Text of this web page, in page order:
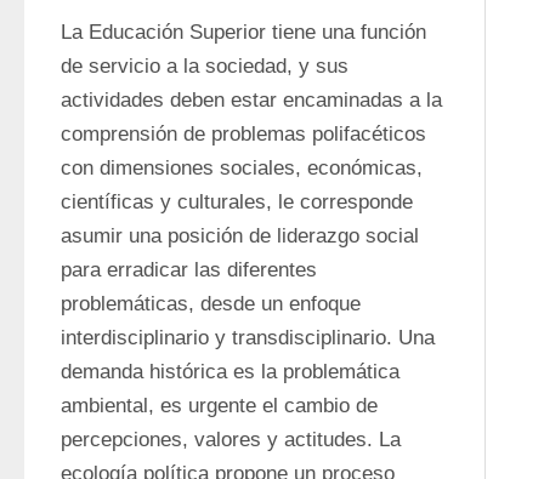
La Educación Superior tiene una función
de servicio a la sociedad, y sus
actividades deben estar encaminadas a la
comprensión de problemas polifacéticos
con dimensiones sociales, económicas,
científicas y culturales, le corresponde
asumir una posición de liderazgo social
para erradicar las diferentes
problemáticas, desde un enfoque
interdisciplinario y transdisciplinario. Una
demanda histórica es la problemática
ambiental, es urgente el cambio de
percepciones, valores y actitudes. La
ecología política propone un proceso